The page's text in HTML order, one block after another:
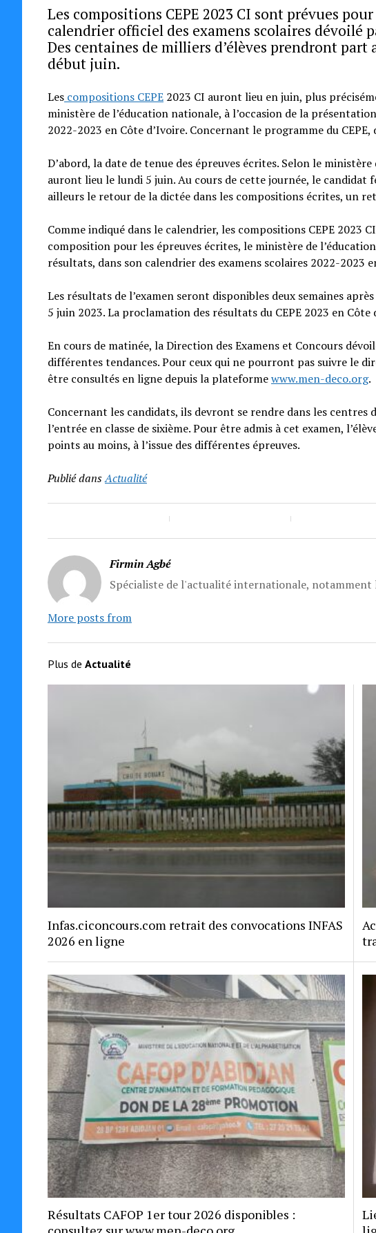
Les compositions CEPE 2023 CI sont prévues
calendrier officiel des examens scolaires dévoilé
Des centaines de milliers d’élèves prendront part
début juin.
Lescompositions CEPE2023 CI auront lieu en juin, plus
ministère de l’éducation nationale, à l’occasion de la
2022-2023 en Côte d’Ivoire. Concernant le programme du
D’abord, la date de tenue des épreuves écrites. Selon le
auront lieu le lundi 5 juin. Au cours de cette journée, le candidat
ailleurs le retour de la dictée dans les compositions écrites, un
Comme indiqué dans le calendrier, les compositions CEPE 2023
composition pour les épreuves écrites, le ministère de
résultats, dans son calendrier des examens scolaires 2022-2023
Les résultats de l’examen seront disponibles deux semaines
5 juin 2023. La proclamation des résultats du CEPE 2023 en
En cours de matinée, la Direction des Examens et Concours
différentes tendances. Pour ceux qui ne pourront pas suivre le
être consultés en ligne depuis la plateformewww.men-deco.org.
Concernant les candidats, ils devront se rendre dans les centres
l’entrée en classe de sixième. Pour être admis à cet examen,
points au moins, à l’issue des différentes épreuves.
Publié dansActualité
Firmin Agbé
Spécialiste de l'actualité internationale,
More posts from
Plus de Actualité
Infas.ciconcours.com retrait des convocations INFAS
2026 en ligne
Résultats CAFOP 1er tour 2026 disponibles :